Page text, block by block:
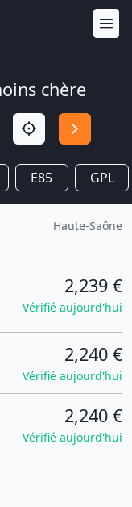
chère
E85 GPL
Haute-Saône
2,239 €
Vérifié aujourd'hui
2,240 €
Vérifié aujourd'hui
2,240 €
Vérifié aujourd'hui